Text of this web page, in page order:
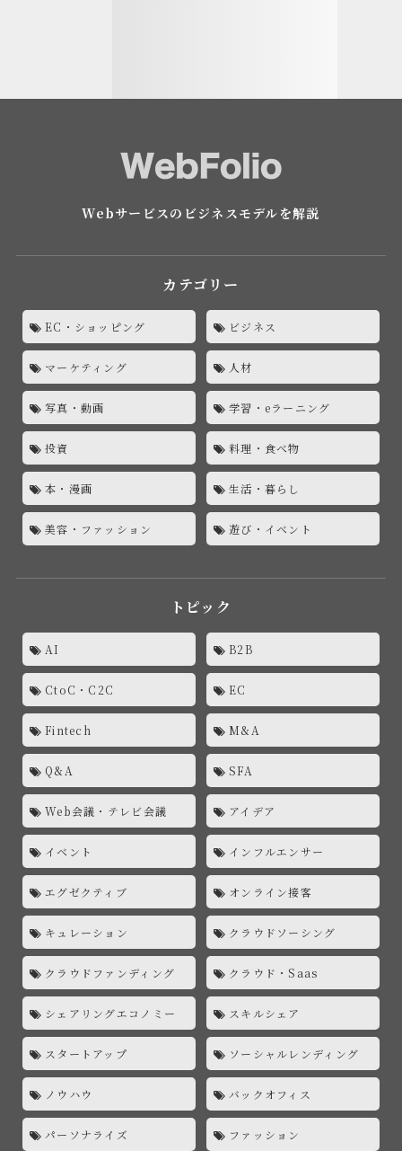
Webサービスのビジネスモデルを解説
カテゴリー
EC・ショッピング ビジネス
マーケティング 人材
写真・動画 学習・eラーニング
投資 料理・食べ物
本・漫画 生活・暮らし
美容・ファッション 遊び・イベント
トピック
AI B2B
CtoC・C2C EC
Fintech M&A
Q&A SFA
Web会議・テレビ会議 アイデア
イベント インフルエンサー
エグゼクティブ オンライン接客
キュレーション クラウドソーシング
クラウドファンディング クラウド・Saas
シェアリングエコノミー スキルシェア
スタートアップ ソーシャルレンディング
ノウハウ バックオフィス
パーソナライズ ファッション